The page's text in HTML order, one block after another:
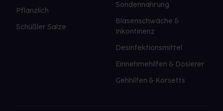
Pflanzlich
Schüßler Salze
Sondennahrung
Blasenschwäche &
Inkontinenz
Desinfektionsmittel
Einnehmehilfen & Dosierer
Gehhilfen & Korsetts